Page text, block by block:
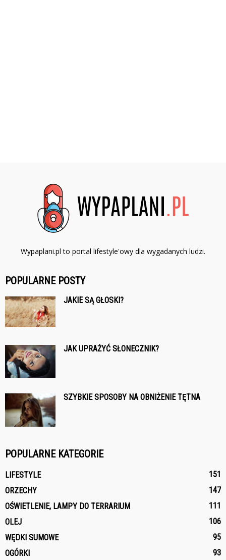
Wypaplani.pl to portal lifestyle'owy dla wygadanych ludzi.
POPULARNE POSTY
JAKIE SĄ GŁOSKI?
JAK UPRAŻYĆ SŁONECZNIK?
SZYBKIE SPOSOBY NA OBNIŻENIE TĘTNA
POPULARNE KATEGORIE
LIFESTYLE
151
ORZECHY
147
OŚWIETLENIE, LAMPY DO TERRARIUM
111
OLEJ
106
WĘDKI SUMOWE
95
OGÓRKI
93